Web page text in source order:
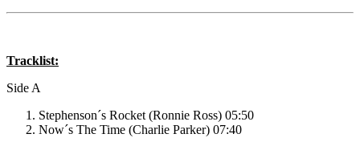
Tracklist:
Side A
Stephenson´s Rocket (Ronnie Ross) 05:50
Now´s The Time (Charlie Parker) 07:40